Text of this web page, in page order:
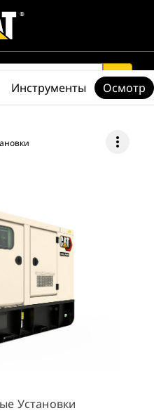
search
more_vert
Установки
Инструменты Осмотр